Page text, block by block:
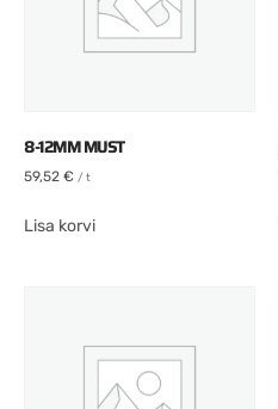
8-12MM MUST
59,52 € / t
Lisa korvi